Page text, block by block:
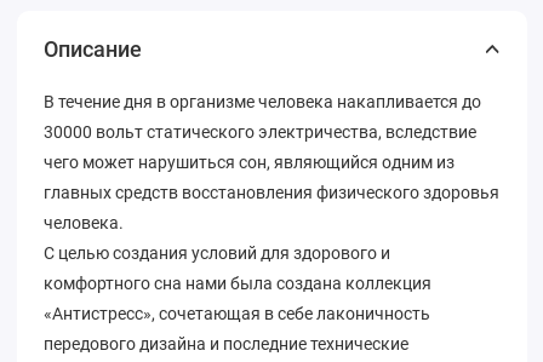
Описание
В течение дня в организме человека накапливается до
30000 вольт статического электричества, вследствие
чего может нарушиться сон, являющийся одним из
главных средств восстановления физического здоровья
человека.
С целью создания условий для здорового и
комфортного сна нами была создана коллекция
«Антистресс», сочетающая в себе лаконичность
передового дизайна и последние технические